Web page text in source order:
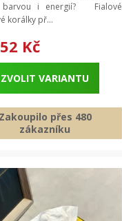
barvou i energií? Fialové
korálky př...
Kč
ZVOLIT VARIANTU
Zakoupilo přes 480
zákazníku